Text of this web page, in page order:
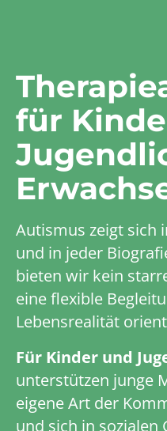
für
Autismus zeigt sich
und in jeder
bieten wir kein
eine flexible
Lebensrealität
Für Kinder und
unterstützen junge
eigene Art der
und sich in sozialen